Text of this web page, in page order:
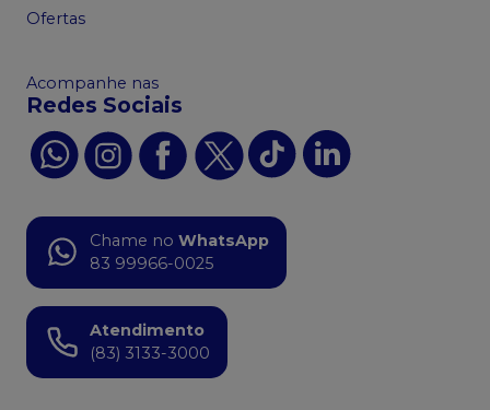
Ofertas
Acompanhe nas
Redes Sociais
Chame no WhatsApp
83 99966-0025
Atendimento
(83) 3133-3000